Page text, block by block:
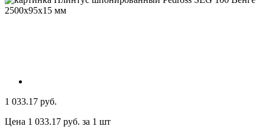
1 033.17 руб.
Цена 1 033.17 руб. за 1 шт